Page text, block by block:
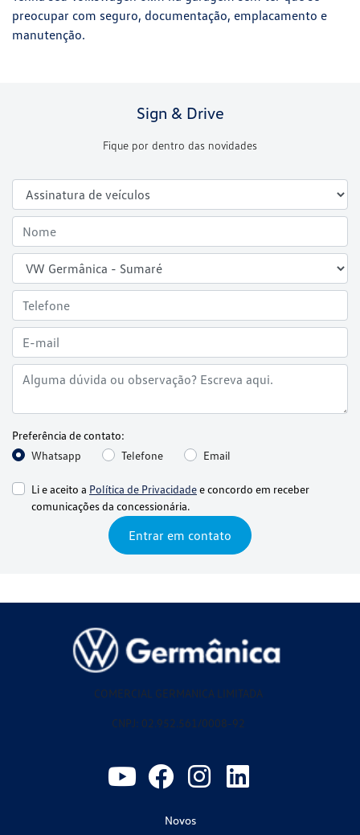
preocupar com seguro, documentação, emplacamento e
manutenção.
Sign & Drive
Fique por dentro das novidades
Preferência de contato:
Whatsapp
Telefone Email
Li e aceito a Política de Privacidadee concordo em receber
comunicações da concessionária.
Entrar em contato
COMERCIAL GERMANICA LIMITADA
CNPJ: 02.952.561/0008-92
Novos